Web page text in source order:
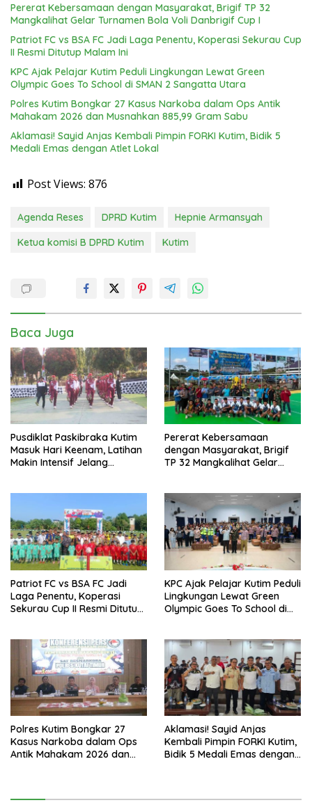
Pererat Kebersamaan dengan Masyarakat, Brigif TP 32
Mangkalihat Gelar Turnamen Bola Voli Danbrigif Cup I
Patriot FC vs BSA FC Jadi Laga Penentu, Koperasi Sekurau Cup
II Resmi Ditutup Malam Ini
KPC Ajak Pelajar Kutim Peduli Lingkungan Lewat Green
Olympic Goes To School di SMAN 2 Sangatta Utara
Polres Kutim Bongkar 27 Kasus Narkoba dalam Ops Antik
Mahakam 2026 dan Musnahkan 885,99 Gram Sabu
Aklamasi! Sayid Anjas Kembali Pimpin FORKI Kutim, Bidik 5
Medali Emas dengan Atlet Lokal
Post Views: 876
Agenda Reses DPRD Kutim
Hepnie Armansyah
Ketua komisi B DPRD Kutim
Kutim
Baca Juga
Pusdiklat Paskibraka Kutim
Masuk Hari Keenam, Latihan
Makin Intensif Jelang
Pererat Kebersamaan
dengan Masyarakat, Brigif
TP 32 Mangkalihat Gelar
Patriot FC vs BSA FC Jadi
Laga Penentu, Koperasi
Sekurau Cup II Resmi Ditutup
KPC Ajak Pelajar Kutim Peduli
Lingkungan Lewat Green
Olympic Goes To School di
Polres Kutim Bongkar 27
Kasus Narkoba dalam Ops
Antik Mahakam 2026 dan
Aklamasi! Sayid Anjas
Kembali Pimpin FORKI Kutim,
Bidik 5 Medali Emas dengan